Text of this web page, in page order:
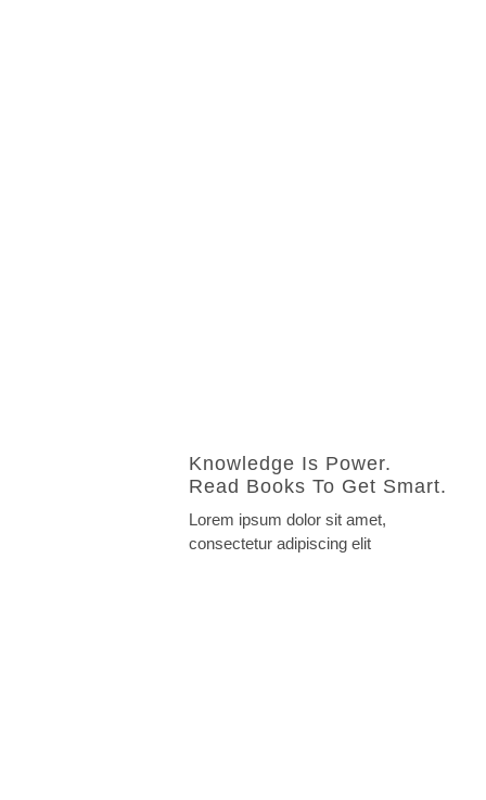
Knowledge Is Power.
Read Books To Get Smart.
Lorem ipsum dolor sit amet,
consectetur adipiscing elit